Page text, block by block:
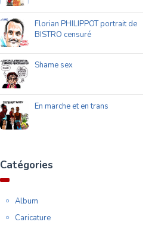
Florian PHILIPPOT portrait de
BISTRO censuré
Shame sex
En marche et en trans
Catégories
Album
Caricature